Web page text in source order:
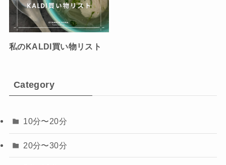
私のKALDI買い物リスト
Category
10分〜20分
20分〜30分